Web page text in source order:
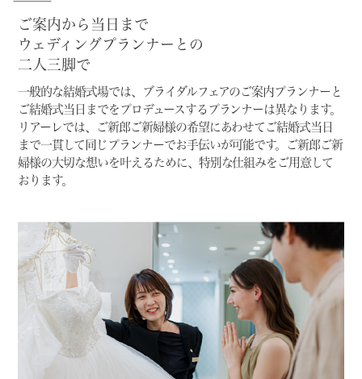
ご案内から当日まで
ウェディングプランナーとの
二人三脚で
一般的な結婚式場では、ブライダルフェアのご案内プランナーと
ご結婚式当日までをプロデュースするプランナーは異なります。
リアーレでは、ご新郎ご新婦様の希望にあわせてご結婚式当日
まで一貫して同じプランナーでお手伝いが可能です。
ご新郎ご新
婦様の大切な想いを叶えるために、特別な仕組みをご用意して
おります。